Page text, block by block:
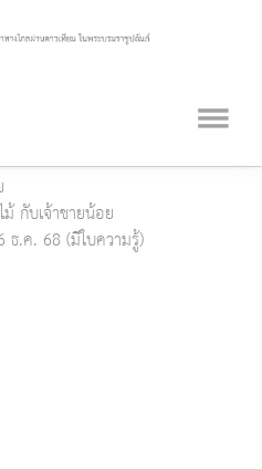
กับเจ้าชายน้อย
ธ.ค. 68 (มีใบความรู้)